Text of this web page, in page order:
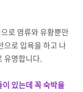
로 염류와 유황뿐만
으로 입욕을 하고 나
유명합니다.
있는데 꼭 숙박을